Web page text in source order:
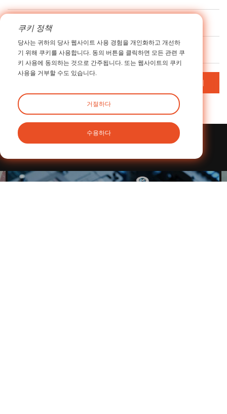
다음 다음 없음
목차로 돌아가기
쿠키 정책
당사는 귀하의 당사 웹사이트 사용 경험을 개인화하고 개선하
기 위해 쿠키를 사용합니다. 동의 버튼을 클릭하면 모든 관련 쿠
키 사용에 동의하는 것으로 간주됩니다. 또는 웹사이트의 쿠키
사용을 거부할 수도 있습니다.
거절하다
수용하다